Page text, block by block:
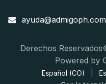
ayuda@admigoph.com
Derechos
Powered by
Español (CO)